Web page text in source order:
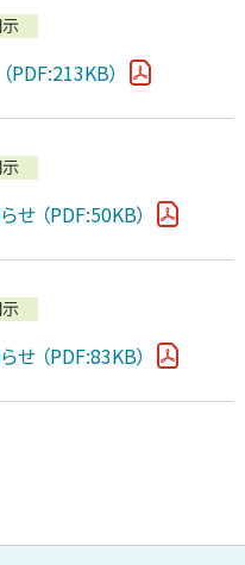
（PDF:213KB）
せ （PDF:50KB）
せ （PDF:83KB）